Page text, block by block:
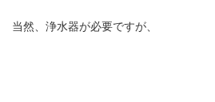
当然、浄水器が必要ですが、